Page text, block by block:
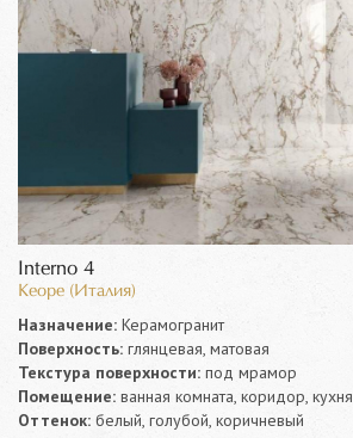
Interno 4
Keope (Италия)
Назначение: Керамогранит
Поверхность: глянцевая, матовая
Текстура поверхности: под мрамор
Помещение: ванная комната, коридор, кухня
Оттенок: белый, голубой, коричневый